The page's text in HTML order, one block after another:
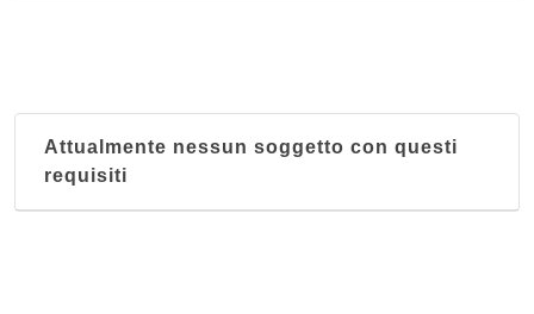
Attualmente nessun soggetto con questi
requisiti